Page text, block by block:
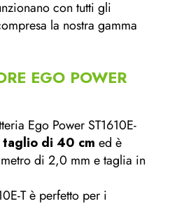
con tutti gli
la nostra gamma
EGO POWER
Ego Power ST1610E-
di 40 cm ed è
di 2,0 mm e taglia in
T è perfetto per i